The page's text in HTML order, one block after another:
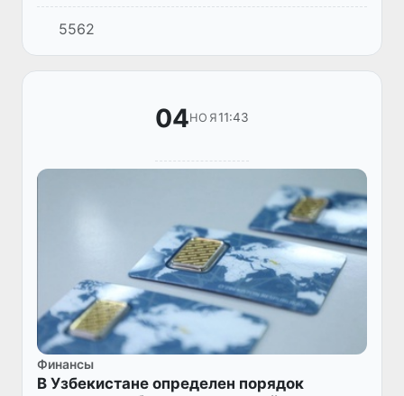
рейтинг банков по результатам «Индекса
активности банков» за IV квартал 2025 года.
5562
04НОЯ11:43
Финансы
В Узбекистане определен порядок